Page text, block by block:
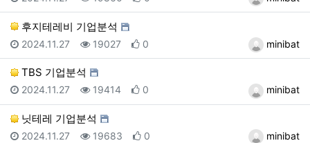
후지테레비 기업분석
등록자minibat
등록일
2024.11.27 조회
19027 추천
0
TBS 기업분석
등록자minibat
등록일
2024.11.27 조회
19414 추천
0
닛테레 기업분석
등록자minibat
등록일
2024.11.27 조회
19683 추천
0